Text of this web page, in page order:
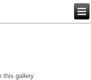
this gallery